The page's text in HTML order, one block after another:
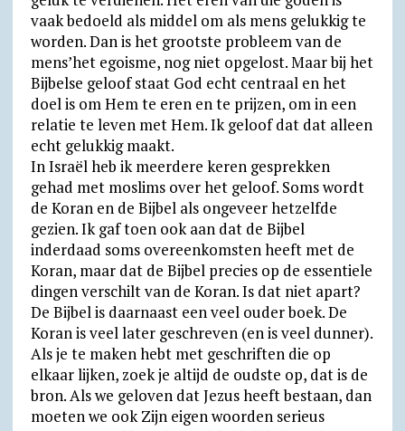
vaak bedoeld als middel om als mens gelukkig te
worden. Dan is het grootste probleem van de
mens’het egoisme, nog niet opgelost. Maar bij het
Bijbelse geloof staat God echt centraal en het
doel is om Hem te eren en te prijzen, om in een
relatie te leven met Hem. Ik geloof dat dat alleen
echt gelukkig maakt.
In Israël heb ik meerdere keren gesprekken
gehad met moslims over het geloof. Soms wordt
de Koran en de Bijbel als ongeveer hetzelfde
gezien. Ik gaf toen ook aan dat de Bijbel
inderdaad soms overeenkomsten heeft met de
Koran, maar dat de Bijbel precies op de essentiele
dingen verschilt van de Koran. Is dat niet apart?
De Bijbel is daarnaast een veel ouder boek. De
Koran is veel later geschreven (en is veel dunner).
Als je te maken hebt met geschriften die op
elkaar lijken, zoek je altijd de oudste op, dat is de
bron. Als we geloven dat Jezus heeft bestaan, dan
moeten we ook Zijn eigen woorden serieus